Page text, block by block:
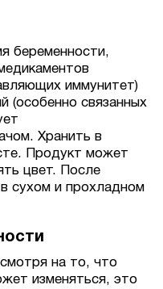
беременности,
иммунитет)
(особенно связанных
Хранить в
Продукт может
цвет. После
сухом и прохладном
на то, что
изменяться, это